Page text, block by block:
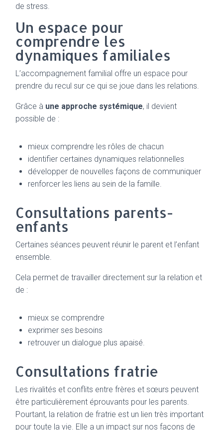
de stress.
Un espace pour
comprendre les
dynamiques familiales
L’accompagnement familial offre un espace pour
prendre du recul sur ce qui se joue dans les relations.
Grâce à une approche systémique, il devient
possible de :
mieux comprendre les rôles de chacun
identifier certaines dynamiques relationnelles
développer de nouvelles façons de communiquer
renforcer les liens au sein de la famille.
Consultations parents-
enfants
Certaines séances peuvent réunir le parent et l’enfant
ensemble.
Cela permet de travailler directement sur la relation et
de :
mieux se comprendre
exprimer ses besoins
retrouver un dialogue plus apaisé.
Consultations fratrie
Les rivalités et conflits entre frères et sœurs peuvent
être particulièrement éprouvants pour les parents.
Pourtant, la relation de fratrie est un lien très important
pour toute la vie. Elle a un impact sur nos façons de